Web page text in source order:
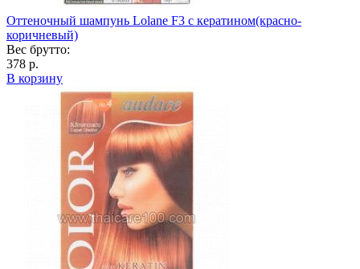
Оттеночный шампунь Lolane F3 с кератином(красно-
коричневый)
Вес брутто:
378 р.
В корзину